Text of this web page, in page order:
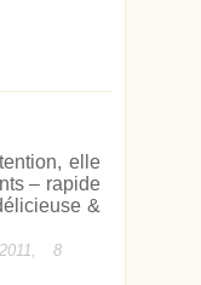
elle
– rapide
&
8